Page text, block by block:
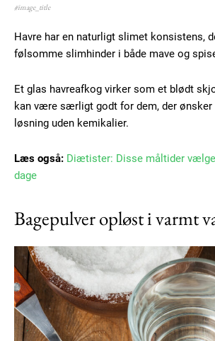
#image_title
Havre har en naturligt slimet konsistens,
følsomme slimhinder i både mave og
Et glas havreafkog virker som et blødt
kan være særligt godt for dem, der ønsker
løsning uden kemikalier.
Læs også: Diætister: Disse måltider
dage
Bagepulver opløst i varmt